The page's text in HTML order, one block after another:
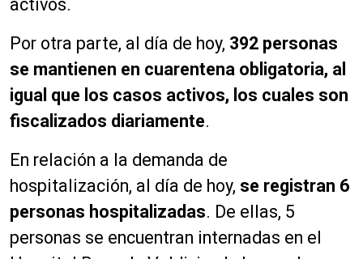
activos.
Por otra parte, al día de hoy, 392 personas
se mantienen en cuarentena obligatoria, al
igual que los casos activos, los cuales son
fiscalizados diariamente.
En relación a la demanda de
hospitalización, al día de hoy, se registran 6
personas hospitalizadas. De ellas, 5
personas se encuentran internadas en el